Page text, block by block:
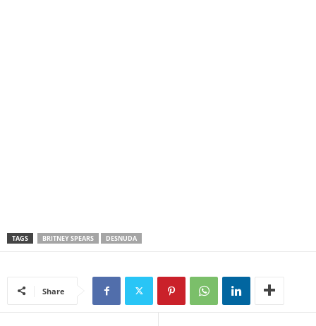
TAGS BRITNEY SPEARS DESNUDA
Share